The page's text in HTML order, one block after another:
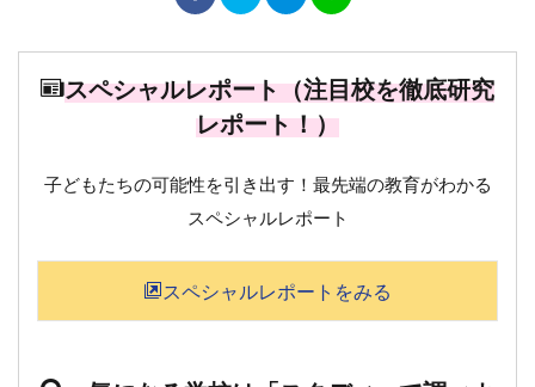
スペシャルレポート（注目校を徹底研究
レポート！）
子どもたちの可能性を引き出す！最先端の教育がわかる
スペシャルレポート
スペシャルレポートをみる